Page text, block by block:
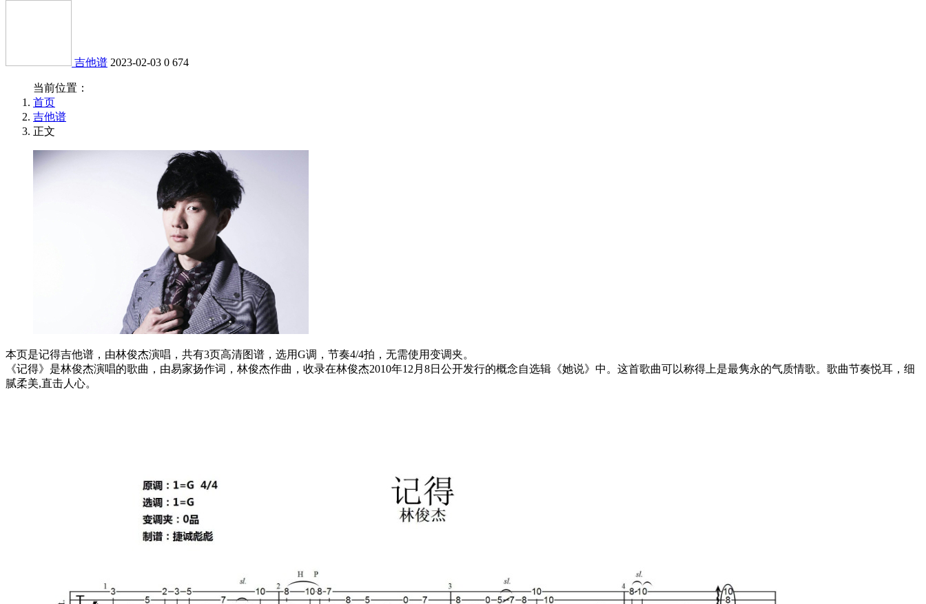
吉他谱 2023-02-03 0 674
当前位置：
首页
吉他谱
正文
本页是记得吉他谱，由林俊杰演唱，共有3页高清图谱，选用G调，节奏4/4拍，无需使用变调夹。
《记得》是林俊杰演唱的歌曲，由易家扬作词，林俊杰作曲，收录在林俊杰2010年12月8日公开发行的概念自选辑《她说》中。这首歌曲可以称得上是最隽永的气质情歌。歌曲节奏悦耳，细
腻柔美,直击人心。